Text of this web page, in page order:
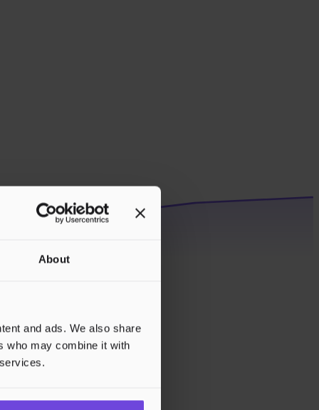
About
and ads. We also share
who may combine it with